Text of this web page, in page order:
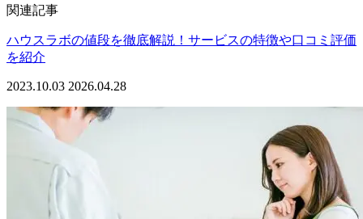
関連記事
ハウスラボの値段を徹底解説！サービスの特徴や口コミ評価
を紹介
2023.10.03 2026.04.28